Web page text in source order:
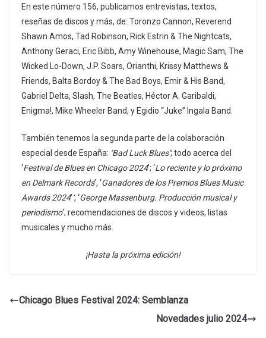
En este número 156, publicamos entrevistas, textos,
reseñas de discos y más, de: Toronzo Cannon, Reverend
Shawn Amos, Tad Robinson, Rick Estrin & The Nightcats,
Anthony Geraci, Eric Bibb, Amy Winehouse, Magic Sam, The
Wicked Lo-Down, J.P. Soars, Orianthi, Krissy Matthews &
Friends, Balta Bordoy & The Bad Boys, Emir & His Band,
Gabriel Delta, Slash, The Beatles, Héctor A. Garibaldi,
Enigma!, Mike Wheeler Band, y Egidio “Juke” Ingala Band.
También tenemos la segunda parte de la colaboración
especial desde España: ‘Bad Luck Blues’; todo acerca del
‘Festival de Blues en Chicago 2024’; ‘Lo reciente y lo próximo
en Delmark Records’, ‘Ganadores de los Premios Blues Music
Awards 2024’‘, ‘George Massenburg. Producción musical y
periodismo‘; recomendaciones de discos y videos, listas
musicales y mucho más.
¡Hasta la próxima edición!
Chicago Blues Festival 2024: Semblanza
Novedades julio 2024